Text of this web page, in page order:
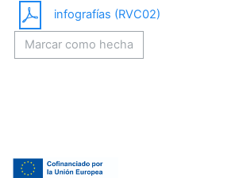
infografías (RVC02)
Marcar como hecha